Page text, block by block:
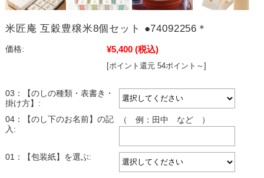
米匠庵 互穀豊穣米8個セット ●74092256＊
価格: ¥5,400 (税込)
[ポイント還元 54ポイント～]
03：【のしの種類・表書き・
掛け方】:
04：【のし下のお名前】の記
入:
（ 例：田中 など ）
01：【包装紙】を選ぶ: